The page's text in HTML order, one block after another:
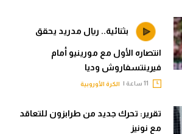
بثنائية.. ريال مدريد يحقق
انتصاره الأول مع مورينيو أمام
فيرينتسفاروش وديا
الكرة الأوروبية
تقرير: تحرك جديد من طرابزون للتعاقد
مع نونيز